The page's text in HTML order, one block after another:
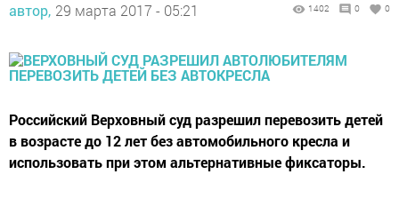
автор, 29 марта 2017 - 05:21 1402 0 0
Российский Верховный суд разрешил перевозить детей
в возрасте до 12 лет без автомобильного кресла и
использовать при этом альтернативные фиксаторы.